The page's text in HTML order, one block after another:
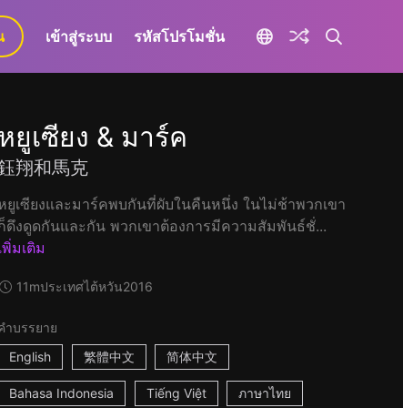
เข้าสู่ระบบ รหัสโปรโมชั่น
ยูเซียง & มาร์ค
翔和馬克
ยูเซียงและมาร์คพบกันที่ผับในคืนหนึ่ง ในไม่ช้าพวกเขา
ดึงดูดกันและกัน พวกเขาต้องการมีความสัมพันธ์ชั่...
พิ่มเติม
11mประเทศไต้หวัน2016
ำบรรยาย
English
繁體中文 简体中文
Bahasa Indonesia Tiếng Việt ภาษาไทย